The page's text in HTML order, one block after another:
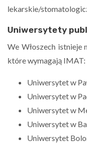
lekarskie/
Uniwersytety
We Włoszech istnieje
które wymagają IMAT:
Uniwersytet w
Uniwersytet w
Uniwersytet w
Uniwersytet w
Uniwersytet